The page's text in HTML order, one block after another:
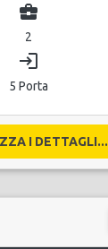
business_center
2
login
5 Porta
I DETTAGLI...